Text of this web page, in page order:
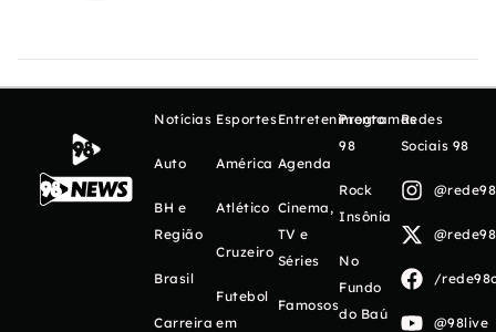
Notícias
Auto
BH e
Região
Brasil
Carreira
Esportes
América
Atlético
Cruzeiro
Futebol
em
Entretenimento
Agenda
Cinema,
TV e
Séries
Famosos
Programas
98
Rock
Insônia
No
Fundo
do Baú
Redes
Sociais 98
/
@98live